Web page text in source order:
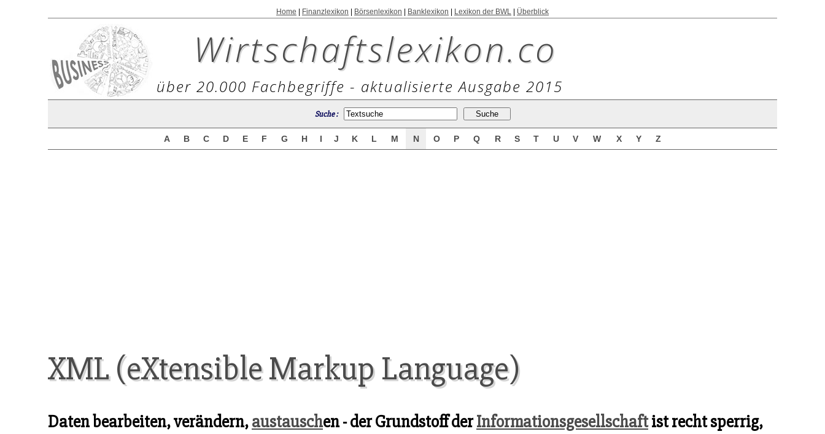
Home Finanzlexikon Börsenlexikon Banklexikon Lexikon der BWL Überblick
Wirtschaftslexikon.co
über 20.000 Fachbegriffe - aktualisierte Ausgabe 2015
Suche :
A B C D E F G H I J K L M N O P Q R S T U V W X Y Z
XML (eXtensible Markup Language)
Daten bearbeiten, verändern,austauschen - der Grundstoff derInformationsgesellschaftist recht sperrig,